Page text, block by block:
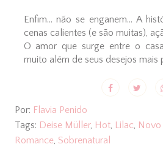
Enfim... não se enganem... A
cenas calientes (e são muitas),
O amor que surge entre o
muito além de seus desejos mais
Por: Flavia Penido
Tags: Deise Müller, Hot, Lilac, Novo
Romance, Sobrenatural